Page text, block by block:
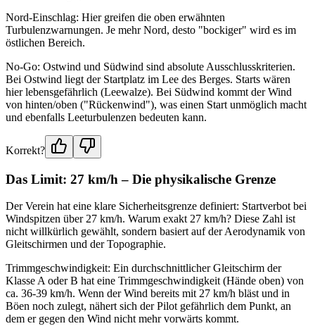
Nord-Einschlag: Hier greifen die oben erwähnten
Turbulenzwarnungen. Je mehr Nord, desto "bockiger" wird es im
östlichen Bereich.
No-Go: Ostwind und Südwind sind absolute Ausschlusskriterien.
Bei Ostwind liegt der Startplatz im Lee des Berges. Starts wären
hier lebensgefährlich (Leewalze). Bei Südwind kommt der Wind
von hinten/oben ("Rückenwind"), was einen Start unmöglich macht
und ebenfalls Leeturbulenzen bedeuten kann.
Korrekt?
Das Limit: 27 km/h – Die physikalische Grenze
Der Verein hat eine klare Sicherheitsgrenze definiert: Startverbot bei
Windspitzen über 27 km/h. Warum exakt 27 km/h? Diese Zahl ist
nicht willkürlich gewählt, sondern basiert auf der Aerodynamik von
Gleitschirmen und der Topographie.
Trimmgeschwindigkeit: Ein durchschnittlicher Gleitschirm der
Klasse A oder B hat eine Trimmgeschwindigkeit (Hände oben) von
ca. 36-39 km/h. Wenn der Wind bereits mit 27 km/h bläst und in
Böen noch zulegt, nähert sich der Pilot gefährlich dem Punkt, an
dem er gegen den Wind nicht mehr vorwärts kommt.